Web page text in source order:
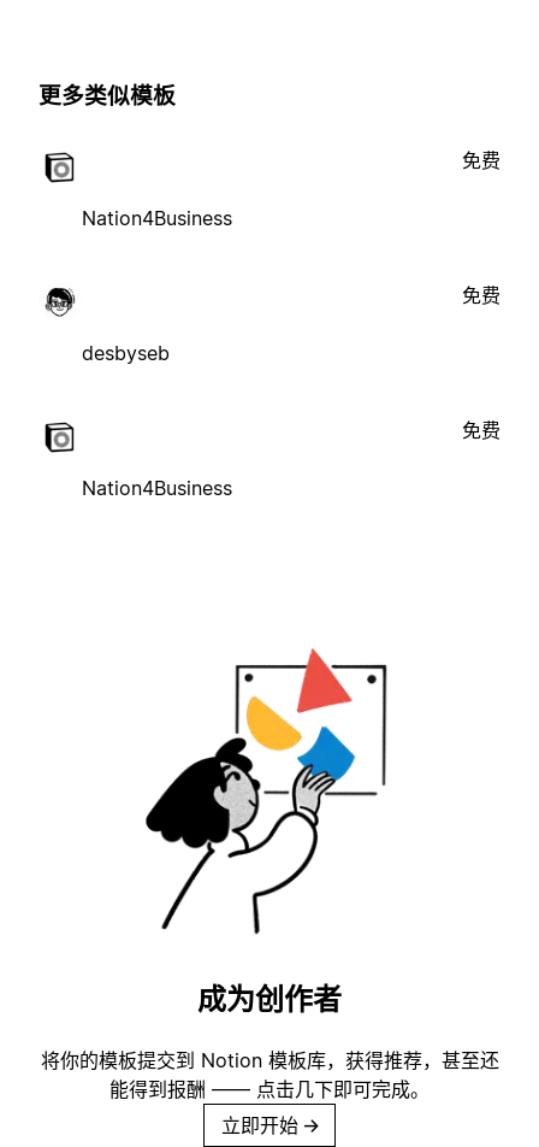
更多类似模板
Nation4Business
免费
desbyseb
免费
Nation4Business
免费
成为创作者
将你的模板提交到 Notion 模板库，获得推荐，甚至还
能得到报酬 —— 点击几下即可完成。
立即开始 →